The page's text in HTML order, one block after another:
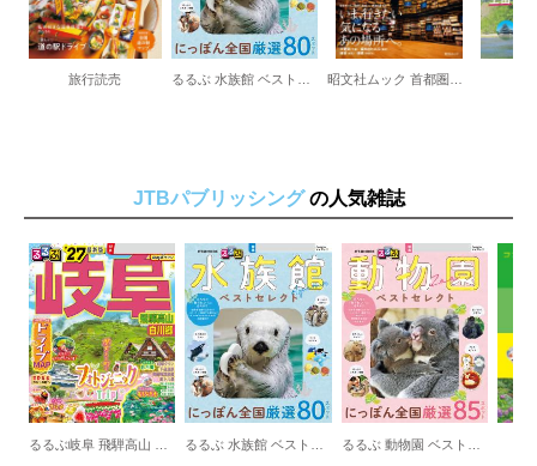
宮城海岸
海中道路
タコライスcafeきじむなあ実食リポート！
２大買い物スポット
南部
見るべきscene4
北部・やんばる
世界自然遺産やんばるでしたいこと３
久米島・慶良間諸島
久米島
渡嘉敷島
座間味島
那覇空港ガイド
旅行読売
JTBパブリッシングの人気雑誌